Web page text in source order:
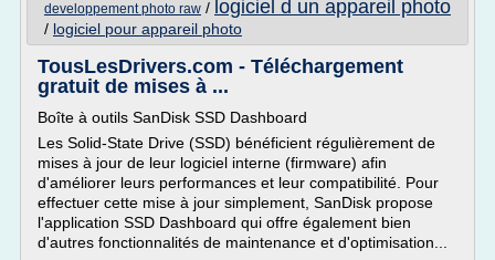
developpement photo raw / logiciel d un appareil photo
/ logiciel pour appareil photo
TousLesDrivers.com - Téléchargement
gratuit de mises à ...
Boîte à outils SanDisk SSD Dashboard
Les Solid-State Drive (SSD) bénéficient régulièrement de
mises à jour de leur logiciel interne (firmware) afin
d'améliorer leurs performances et leur compatibilité. Pour
effectuer cette mise à jour simplement, SanDisk propose
l'application SSD Dashboard qui offre également bien
d'autres fonctionnalités de maintenance et d'optimisation...